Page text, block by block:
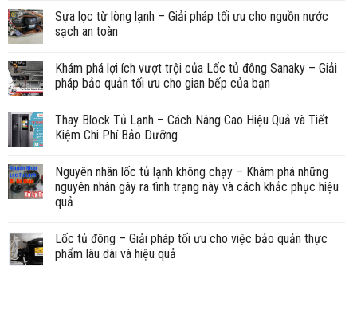
Sựa lọc từ lòng lạnh – Giải pháp tối ưu cho nguồn nước
sạch an toàn
Khám phá lợi ích vượt trội của Lốc tủ đông Sanaky – Giải
pháp bảo quản tối ưu cho gian bếp của bạn
Thay Block Tủ Lạnh – Cách Nâng Cao Hiệu Quả và Tiết
Kiệm Chi Phí Bảo Dưỡng
Nguyên nhân lốc tủ lạnh không chạy – Khám phá những
nguyên nhân gây ra tình trạng này và cách khắc phục hiệu
quả
Lốc tủ đông – Giải pháp tối ưu cho việc bảo quản thực
phẩm lâu dài và hiệu quả